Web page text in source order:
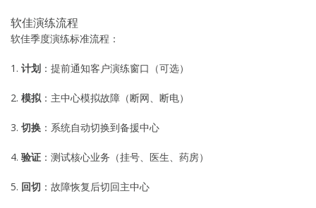
软佳演练流程
软佳季度演练标准流程：
1. 计划 ：提前通知客户演练窗口（可选）
2. 模拟 ：主中心模拟故障（断网、断电）
3. 切换 ：系统自动切换到备援中心
4. 验证 ：测试核心业务（挂号、医生、药房）
5. 回切 ：故障恢复后切回主中心